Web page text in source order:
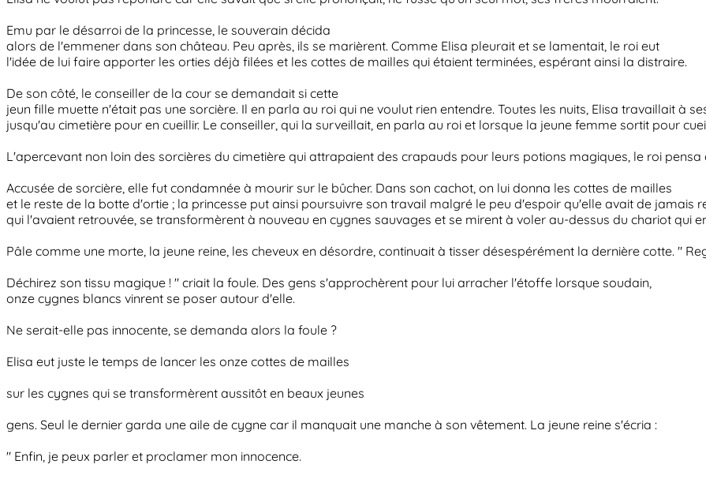
Emu par le désarroi de la princesse, le souverain décida
alors de l'emmener dans son château. Peu après, ils se marièrent. Comme Elisa pleurait et se lamentait, le roi eut
l'idée de lui faire apporter les orties déjà filées et les cottes de mailles qui étaient terminées, espérant ainsi la distraire.
De son côté, le conseiller de la cour se demandait si cette
jeun fille muette n'était pas une sorcière. Il en parla au roi qui ne voulut rien entendre. Toutes les nuits, Elisa travaillait à
jusqu'au cimetière pour en cueillir. Le conseiller, qui la surveillait, en parla au roi et lorsque la jeune femme sortit pour
L'apercevant non loin des sorcières du cimetière qui attrapaient des crapauds pour leurs potions magiques, le roi pensa
Accusée de sorcière, elle fut condamnée à mourir sur le bûcher. Dans son cachot, on lui donna les cottes de mailles
et le reste de la botte d'ortie ; la princesse put ainsi poursuivre son travail malgré le peu d'espoir qu'elle avait de jamais
qui l'avaient retrouvée, se transformèrent à nouveau en cygnes sauvages et se mirent à voler au-dessus du chariot qui
Pâle comme une morte, la jeune reine, les cheveux en désordre, continuait à tisser désespérément la dernière cotte. "
Déchirez son tissu magique ! " criait la foule. Des gens s'approchèrent pour lui arracher l'étoffe lorsque soudain,
onze cygnes blancs vinrent se poser autour d'elle.
Ne serait-elle pas innocente, se demanda alors la foule ?
Elisa eut juste le temps de lancer les onze cottes de mailles
sur les cygnes qui se transformèrent aussitôt en beaux jeunes
gens. Seul le dernier garda une aile de cygne car il manquait une manche à son vêtement. La jeune reine s'écria :
" Enfin, je peux parler et proclamer mon innocence.